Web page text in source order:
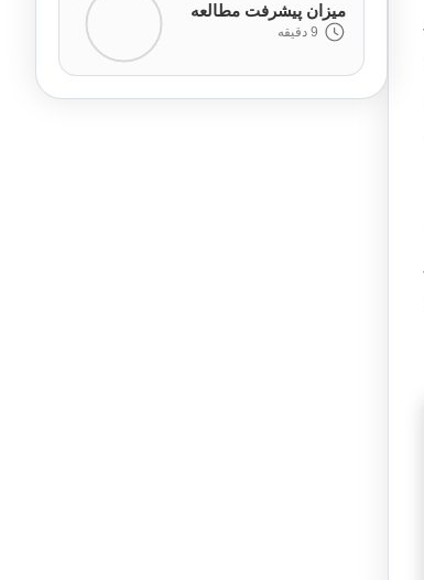
میزان پیشرفت مطالعه
9 دقیقه